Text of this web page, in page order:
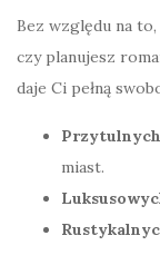
Bez względu na
czy planujesz
daje Ci pełną
miast.